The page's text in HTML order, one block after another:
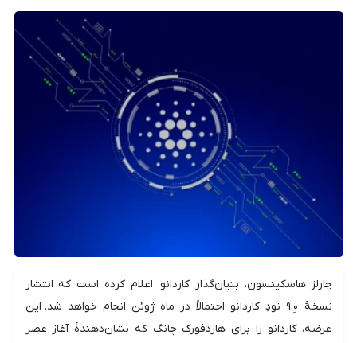
چارلز هاسکینسون، بنیان‌گذار کاردانو، اعلام کرده است که انتشار
نسخهٔ ۹.۰ِ نودِ کاردانو احتمالاً در ماه ژوئن انجام خواهد شد. این
عرضه، کاردانو را برای هاردفورک چانگ که نشان‌دهندهٔ آغاز عصر